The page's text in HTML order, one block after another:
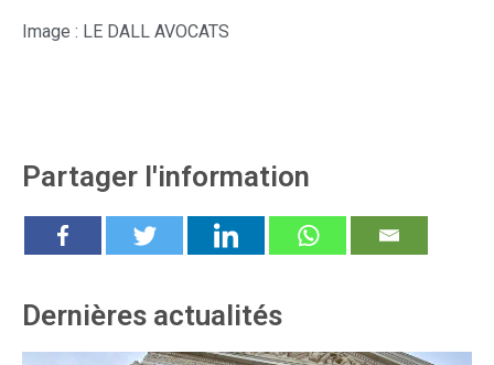
Image : LE DALL AVOCATS
Partager l'information
Dernières actualités